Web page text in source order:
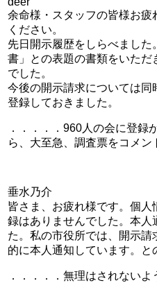
余命様・スタッフの皆様お
ください。
先日開示履歴をしらべまし
書」との表題の書類をいた
でした。
今後の開示請求については同
登録しておきました。
．．．．．960人の会に登録
ら、大至急、調査票をコメン
垂水乃介
皆さま、お疲れ様です。個
録はありませんでした。本人
た。私の市役所では、開示
的に本人通知しています。と
．．．．．無理はされないよ